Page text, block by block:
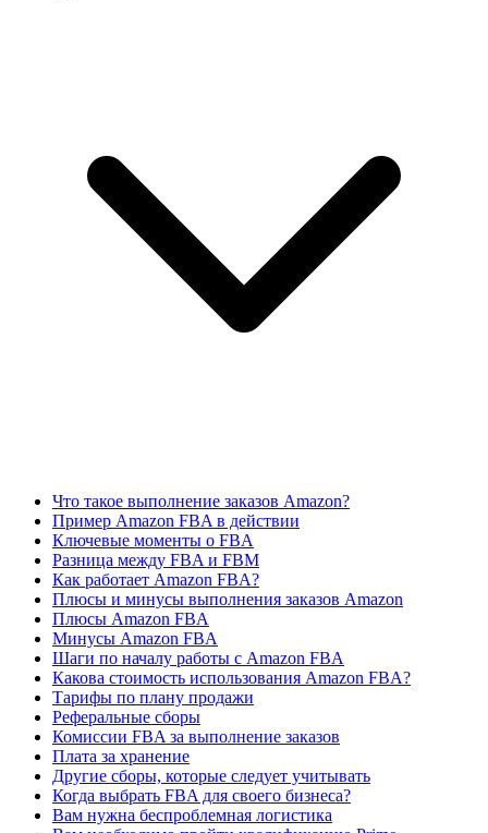
Что такое выполнение заказов Amazon?
Пример Amazon FBA в действии
Ключевые моменты о FBA
Разница между FBA и FBM
Как работает Amazon FBA?
Плюсы и минусы выполнения заказов Amazon
Плюсы Amazon FBA
Минусы Amazon FBA
Шаги по началу работы с Amazon FBA
Какова стоимость использования Amazon FBA?
Тарифы по плану продажи
Реферальные сборы
Комиссии FBA за выполнение заказов
Плата за хранение
Другие сборы, которые следует учитывать
Когда выбрать FBA для своего бизнеса?
Вам нужна беспроблемная логистика